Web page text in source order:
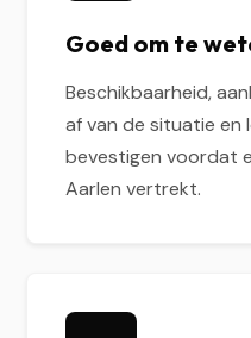
Goed om te
Beschikbaarheid,
af van de situatie en
bevestigen voordat
Aarlen vertrekt.